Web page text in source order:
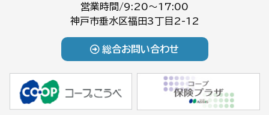
営業時間/9:20～17:00
神戸市垂水区福田3丁目2-12
総合お問い合わせ